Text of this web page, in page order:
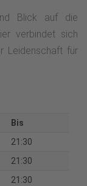
Blick auf die
verbindet sich
Leidenschaft für
Bis
21:30
21:30
21:30